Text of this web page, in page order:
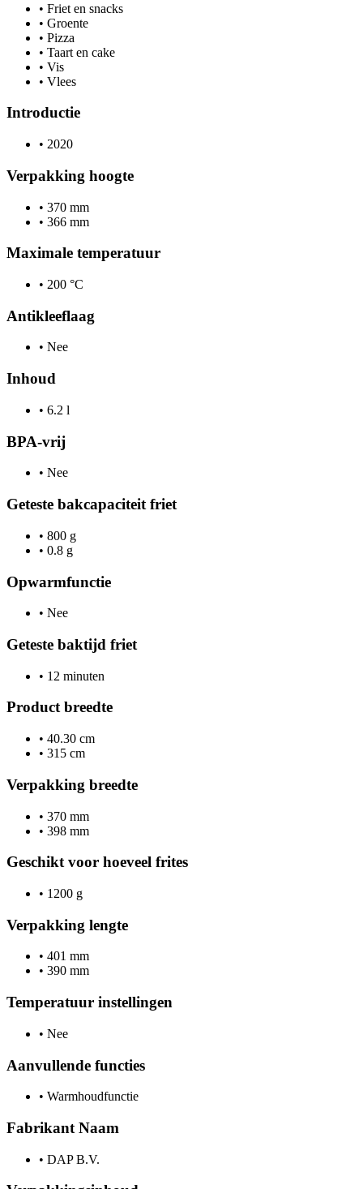
• Friet en snacks
• Groente
• Pizza
• Taart en cake
• Vis
• Vlees
Introductie
• 2020
Verpakking hoogte
• 370 mm
• 366 mm
Maximale temperatuur
• 200 °C
Antikleeflaag
• Nee
Inhoud
• 6.2 l
BPA-vrij
• Nee
Geteste bakcapaciteit friet
• 800 g
• 0.8 g
Opwarmfunctie
• Nee
Geteste baktijd friet
• 12 minuten
Product breedte
• 40.30 cm
• 315 cm
Verpakking breedte
• 370 mm
• 398 mm
Geschikt voor hoeveel frites
• 1200 g
Verpakking lengte
• 401 mm
• 390 mm
Temperatuur instellingen
• Nee
Aanvullende functies
• Warmhoudfunctie
Fabrikant Naam
• DAP B.V.